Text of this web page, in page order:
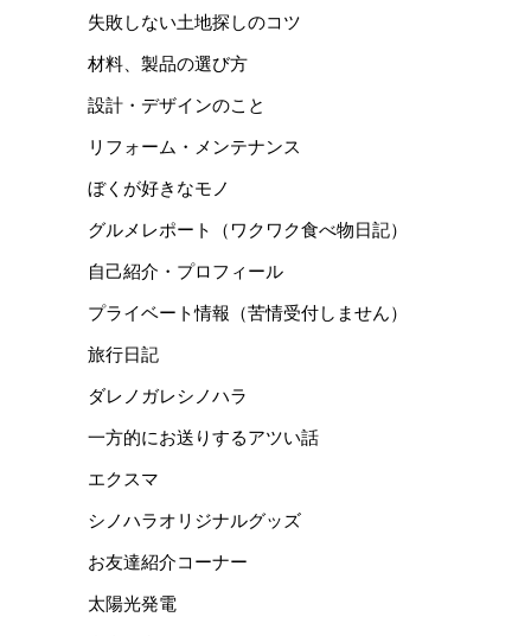
失敗しない土地探しのコツ
材料、製品の選び方
設計・デザインのこと
リフォーム・メンテナンス
ぼくが好きなモノ
グルメレポート（ワクワク食べ物日記）
自己紹介・プロフィール
プライベート情報（苦情受付しません）
旅行日記
ダレノガレシノハラ
一方的にお送りするアツい話
エクスマ
シノハラオリジナルグッズ
お友達紹介コーナー
太陽光発電